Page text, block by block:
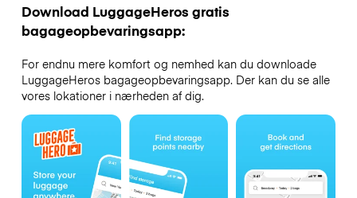
Download LuggageHeros gratis
bagageopbevaringsapp:
For endnu mere komfort og nemhed kan du downloade
LuggageHeros bagageopbevaringsapp. Der kan du se alle
vores lokationer i nærheden af dig.